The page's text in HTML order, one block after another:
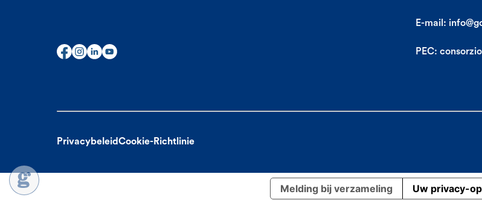
E-mail:
PEC:
PrivacybeleidCookie-Richtlinie
Melding bij verzameling Uw privacy-